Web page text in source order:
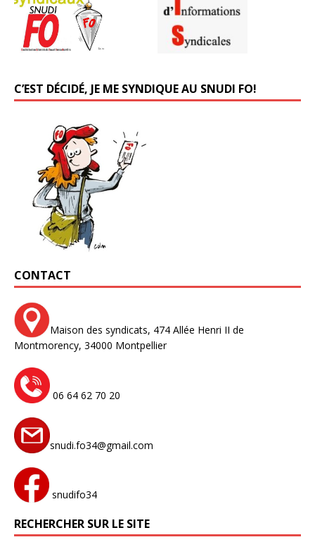
C’EST DÉCIDÉ, JE ME SYNDIQUE AU SNUDI FO!
CONTACT
Maison des syndicats, 474 Allée Henri II de
Montmorency, 34000 Montpellier
06 64 62 70 20
snudi.fo34@gmail.com
snudifo34
RECHERCHER SUR LE SITE